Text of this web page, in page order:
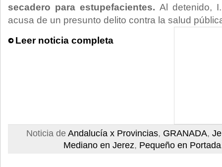
secadero para estupefacientes. Al detenido,
acusa de un presunto delito contra la salud
Leer noticia completa
Noticia de Andalucía x Provincias, GRANADA,
Mediano en Jerez, Pequeño en Portada